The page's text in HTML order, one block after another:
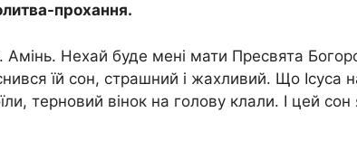
прохання.
Амінь. Нехай буде мені мати Пресвята
їй сон, стpaшний і жaхливий. Що Ісуса
терновий вінок на голову клали. І цей сон